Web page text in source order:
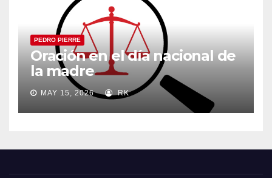
PEDRO PIERRE
Oración en el día nacional de
la madre
MAY 15, 2026 RK